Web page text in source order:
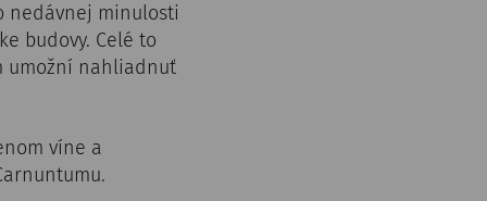
nedávnej minulosti
budovy. Celé to
umožní nahliadnuť
víne a